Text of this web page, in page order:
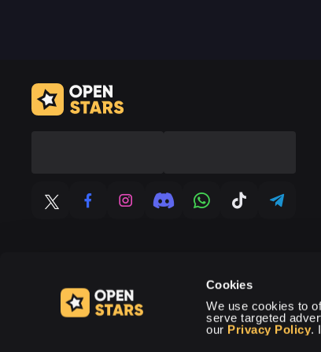
Cookies
We use cookies to
serve targeted
our Privacy Policy.
Android
स्थापित करने के लिए कैसे
iOS
स्थापित करने के लिए कैसे